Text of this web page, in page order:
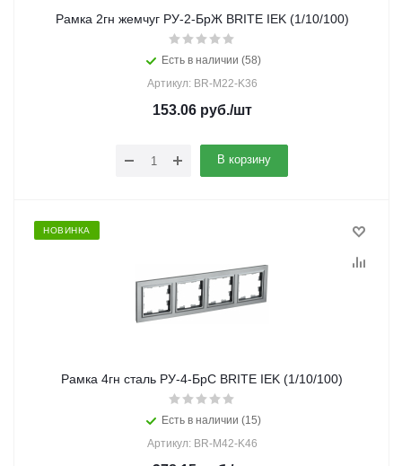
Рамка 2гн жемчуг РУ-2-БрЖ BRITE IEK (1/10/100)
Есть в наличии (58)
Артикул: BR-M22-K36
153.06руб./шт
В корзину
НОВИНКА
Рамка 4гн сталь РУ-4-БрС BRITE IEK (1/10/100)
Есть в наличии (15)
Артикул: BR-M42-K46